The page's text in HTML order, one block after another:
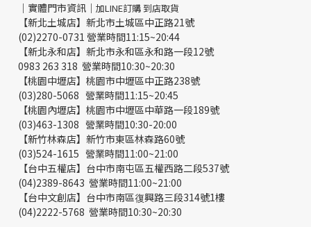
｜實體門市資訊｜ 加LINE訂購 到店取貨
【新北土城店】新北市土城區中正路21號
(02)2270-0731 營業時間11:15~20:44
【新北永和店】新北市永和區永和路一段12號
0983 263 318 營業時間10:30~20:30
【桃園中壢店】桃園市中壢區中正路238號
(03)280-5068 營業時間11:15~20:45
【桃園內壢店】桃園市中壢區中華路一段189號
(03)463-1308 營業時間10:30-20:00
【新竹林森店】新竹市東區林森路60號
(03)524-1615 營業時間11:00~21:00
【台中五權店】台中市南屯區五權西路二段537號
(04)2389-8643 營業時間11:00~21:00
【台中文創店】台中市南區復興路三段314號1樓
(04)2222-5768 營業時間10:30~20:30